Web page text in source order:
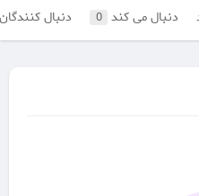
دنبال می کند 0 دنبال